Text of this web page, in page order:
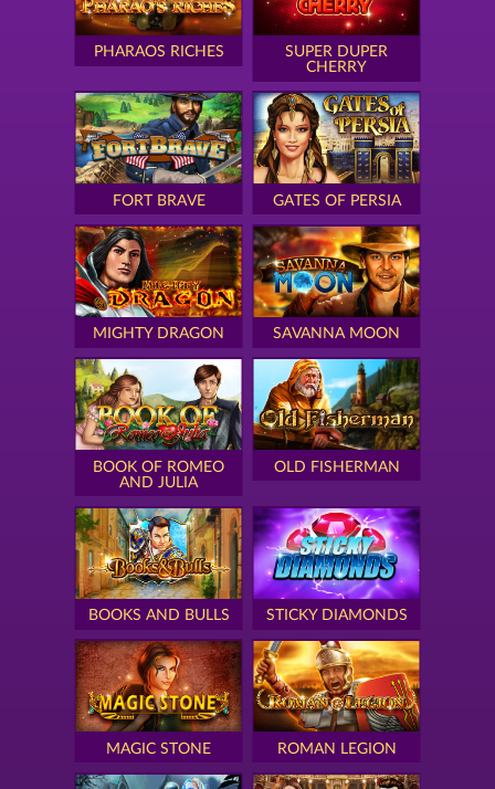
PHARAOS RICHES
SUPER DUPER
CHERRY
FORT BRAVE GATES OF PERSIA
MIGHTY DRAGON SAVANNA MOON
BOOK OF ROMEO
AND JULIA
OLD FISHERMAN
BOOKS AND BULLS STICKY DIAMONDS
MAGIC STONE ROMAN LEGION